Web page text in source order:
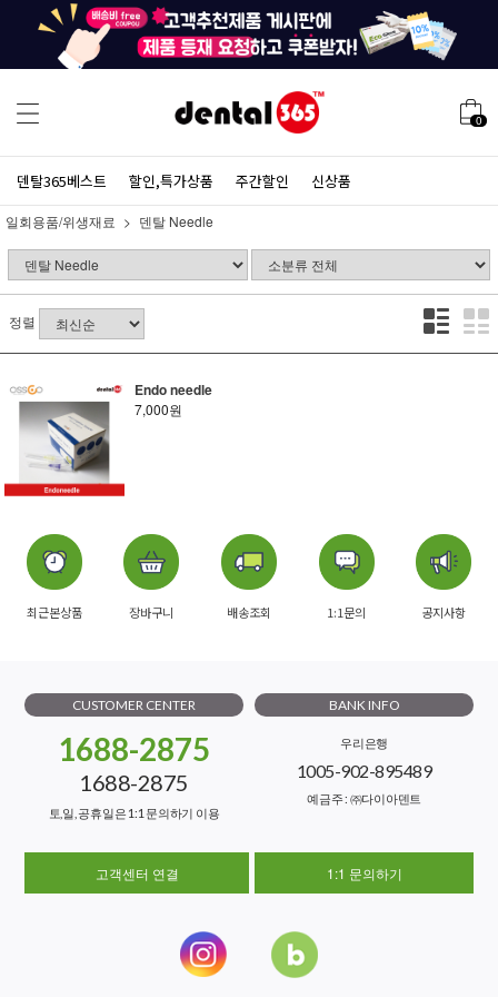
0
덴탈365베스트 할인,특가상품 주간할인 신상품
일회용품/위생재료 덴탈 Needle
정렬
Endo needle
7,000원
최근본상품 장바구니 배송조회 1:1문의 공지사항
CUSTOMER CENTER
1688-2875
1688-2875
토,일, 공휴일은 1:1 문의하기 이용
BANK INFO
우리은행
1005-902-895489
예금주 : ㈜다이아덴트
고객센터 연결 1:1 문의하기